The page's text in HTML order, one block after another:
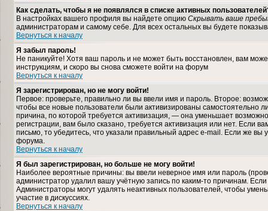
Как сделать, чтобы я не появлялся в списке активных
В настройках вашего профиля вы найдете опцию Скрывать ваше
администраторам и самому себе. Для всех остальных вы будете
Вернуться к началу
Я забыл пароль!
Не паникуйте! Хотя ваш пароль и не может быть восстановлен, вам
инструкциям, и скоро вы снова сможете войти на форум
Вернуться к началу
Я зарегистрирован, но не могу войти!
Первое: проверьте, правильно ли вы ввели имя и пароль. Второе:
чтобы все новые пользователи были активизированы самостоятельно
причина, по которой требуется активизация, — она уменьшает
регистрации, вам было сказано, требуется активизация или нет. Если
письмо, то убедитесь, что указали правильный адрес e-mail. Если же
форума.
Вернуться к началу
Я был зарегистрирован, но больше не могу войти!
Наиболее вероятные причины: вы ввели неверное имя или пароль
администратор удалил вашу учётную запись по каким-то причинам.
Администраторы могут удалять неактивных пользователей, чтобы
участие в дискуссиях.
Вернуться к началу